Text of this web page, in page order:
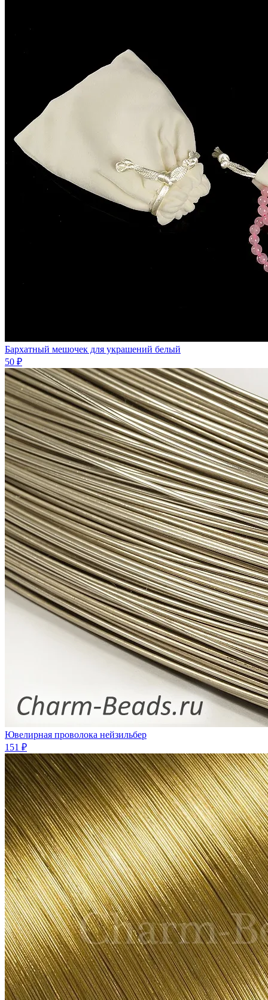
Бархатный мешочек для украшений белый
50 ₽
Ювелирная проволока нейзильбер
151 ₽